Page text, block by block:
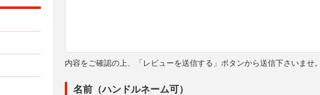
内容をご確認の上、「レビューを送信する」ボタンから送信下さいませ。
名前（ハンドルネーム可）